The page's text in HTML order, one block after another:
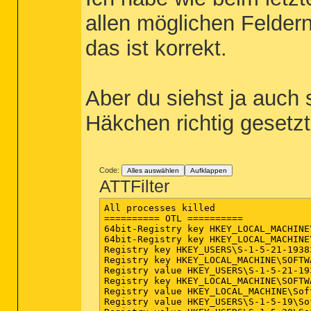
IE -
IE -
IE - HKLM\..\SearchScopes\{00DB204B-
IE - HKLM\..\SearchScopes\{0633EE93-
IE - HKLM\..\SearchScopes\{2fa28606-
IE - HKLM\..\SearchScopes\{b7fca997-
IE -
IE - HKU\S-1-5-
IE - HKU\S-1-5-21-1938355905-
IE - HKU\S-1-5-21-1938355905-
IE - HKU\S-1-5-21-1938355905-
IE - HKU\S-1-5-21-1938355905-
IE - HKU\S-1-5-21-1938355905-
IE - HKU\S-1-5-21-1938355905-
IE - HKU\S-1-5-21-1938355905-
IE - HKU\S-1-5-21-1938355905-
IE - HKU\S-1-5-21-1938355905-
IE - HKU\S-1-5-21-1938355905-
IE - HKU\S-1-5-21-1938355905-
========== FireFox ==========
allen möglichen
das ist korrekt.
Aber du siehst ja auch
Häkchen richtig
Code: Alles auswählen Aufklappen
ATTFilter
All processes killed
========== OTL ==========
64bit-Registry key
64bit-Registry key
Registry key HKEY_USERS\S-1-5-21-
Registry key
Registry value HKEY_USERS\S-1-5-21-
Registry key
Registry value
Registry value HKEY_USERS\S-1-5-